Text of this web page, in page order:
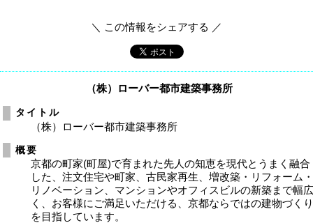
＼ この情報をシェアする ／
（株）ローバー都市建築事務所
タイトル
（株）ローバー都市建築事務所
概要
京都の町家(町屋)で育まれた先人の知恵を現代とうまく融合
した、注文住宅や町家、古民家再生、増改築・リフォーム
リノベーション、マンションやオフィスビルの新築まで幅
く、お客様にご満足いただける、京都ならではの建物づく
を目指しています。